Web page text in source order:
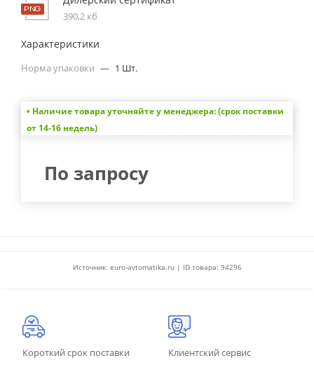
390,2 кб
Характеристики
Норма упаковки — 1 Шт.
• Наличие товара уточняйте у менеджера: (срок поставки
от 14-16 недель)
По запросу
Источник: euro-avtomatika.ru | ID товара: 94296
Короткий срок поставки Клиентский сервис